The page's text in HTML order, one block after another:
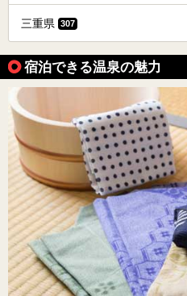
三重県 307
宿泊できる温泉の魅力